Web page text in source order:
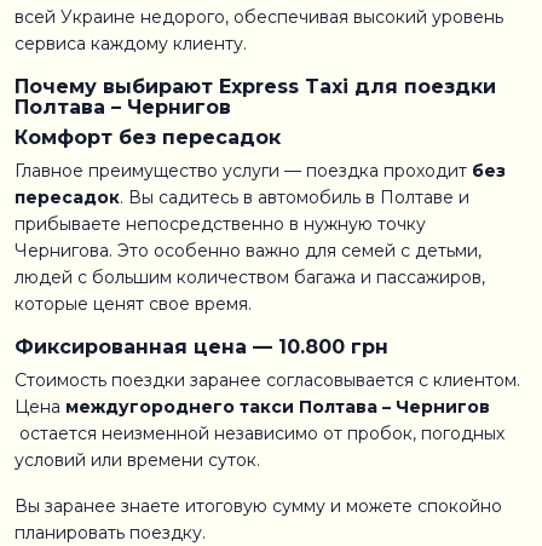
всей Украине недорого, обеспечивая высокий уровень
сервиса каждому клиенту.
Почему выбирают Express Taxi для поездки
Полтава – Чернигов
Комфорт без пересадок
Главное преимущество услуги — поездка проходит без
пересадок. Вы садитесь в автомобиль в Полтаве и
прибываете непосредственно в нужную точку
Чернигова. Это особенно важно для семей с детьми,
людей с большим количеством багажа и пассажиров,
которые ценят свое время.
Фиксированная цена — 10.800 грн
Стоимость поездки заранее согласовывается с клиентом.
Цена междугороднего такси Полтава – Чернигов
остается неизменной независимо от пробок, погодных
условий или времени суток.
Вы заранее знаете итоговую сумму и можете спокойно
планировать поездку.